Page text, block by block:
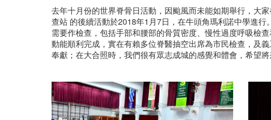
去年十月份的世界脊骨日活動，因颱風而未能如期舉行，大
查站 的後續活動於2018年1月7日，在牛頭角瑪利諾中學進
需要作檢查，包括手部和腰部的骨質密度、慢性過度呼吸檢
動能順利完成，實在有賴多位脊醫抽空出席為市民檢查，及
奉獻；在大合照時，我們很有眾志成城的感覺和體會，希望將